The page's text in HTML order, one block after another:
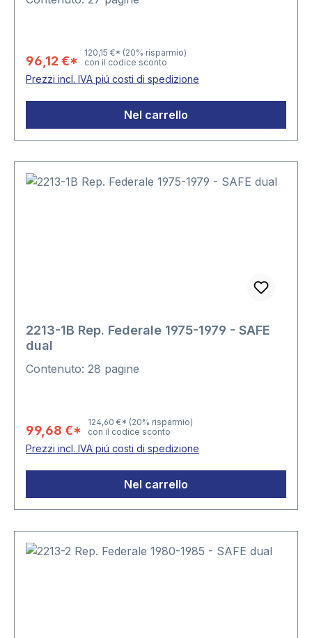
96,12 €*
120,15 €* (20% risparmio)
con il codice sconto
Prezzi incl. IVA piú costi di spedizione
Nel carrello
2213-1B Rep. Federale 1975-1979 - SAFE
dual
Contenuto: 28 pagine
99,68 €*
124,60 €* (20% risparmio)
con il codice sconto
Prezzi incl. IVA piú costi di spedizione
Nel carrello